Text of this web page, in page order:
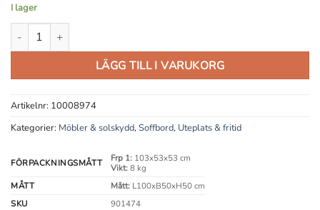
I lager
Gullflocka Granit Soffbord mängd
LÄGG TILL I VARUKORG
Artikelnr: 10008974
Kategorier: Möbler & solskydd,Soffbord, Uteplats & fritid
FÖRPACKNINGSMÅTT Frp 1:103x53x53 cm
Vikt:8 kg
MÅTT
Mått:L100xB50xH50 cm
SKU
901474